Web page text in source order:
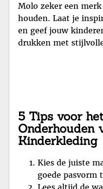
Molo zeker een
houden. Laat je
en geef jouw
drukken met
5 Tips voor
Onderhouden
Kinderkleding
Kies de juiste
goede pasvorm
Lees altijd de